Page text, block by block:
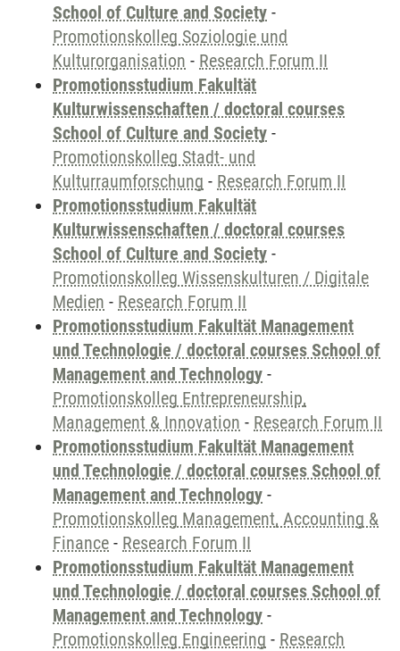
School of Culture and Society -
Promotionskolleg Soziologie und
Kulturorganisation - Research Forum II
Promotionsstudium Fakultät
Kulturwissenschaften / doctoral courses
School of Culture and Society -
Promotionskolleg Stadt- und
Kulturraumforschung - Research Forum II
Promotionsstudium Fakultät
Kulturwissenschaften / doctoral courses
School of Culture and Society -
Promotionskolleg Wissenskulturen / Digitale
Medien - Research Forum II
Promotionsstudium Fakultät Management
und Technologie / doctoral courses School of
Management and Technology -
Promotionskolleg Entrepreneurship,
Management & Innovation - Research Forum II
Promotionsstudium Fakultät Management
und Technologie / doctoral courses School of
Management and Technology -
Promotionskolleg Management, Accounting &
Finance - Research Forum II
Promotionsstudium Fakultät Management
und Technologie / doctoral courses School of
Management and Technology -
Promotionskolleg Engineering - Research